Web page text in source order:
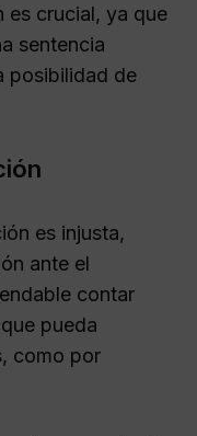
es crucial, ya que
sentencia
posibilidad de
es injusta,
ante el
contar
pueda
como por